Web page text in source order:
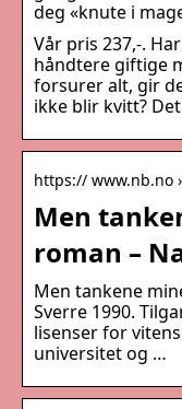
deg «knute i
Vår pris 237,-.
håndtere giftige
forsurer alt, gir
ikke blir kvitt?
https:// www.nb.no
Men
roman –
Men tankene
Sverre 1990.
lisenser for
universitet og …